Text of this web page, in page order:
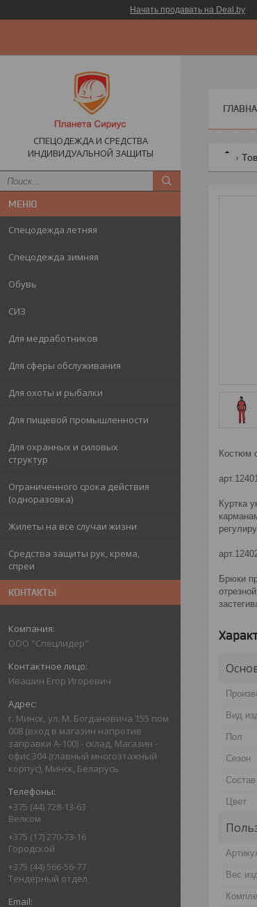
Начать продавать на Deal.by
СПЕЦОДЕЖДА И СРЕДСТВА
ИНДИВИДУАЛЬНОЙ ЗАЩИТЫ
Спецодежда летняя
Спецодежда зимняя
Обувь
СИЗ
Для медработников
Для сферы обслуживания
Для охоты и рыбалки
Для пищевой промышленности
Для охранных и силовых
структур
Ограниченного срока действия
(одноразовка)
Жилеты на все случаи жизни
Средства защиты рук, крема,
спреи
КОНТАКТЫ
ООО "Спецлидер"
Ивашин Егор Игоревич
г. Минск, ул. М. Богдановича 155 пом
008 (вход в магазин напротив
заправки А-100) - склад, Магазин -
офис 304 (главный многоэтажный
корпус), Минск, Беларусь
+375 (44) 728-13-63
Велком
+375 (17) 270-73-16
Городской
+375 (44) 566-56-77
Тендерный отдел
Костюм
Куртка
Брюки
Вид
Пол
Сезон
Состав
Цвет
Вес